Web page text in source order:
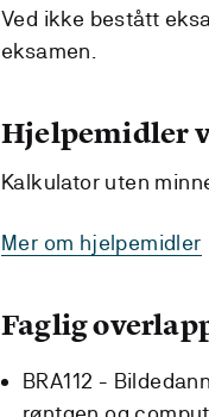
Ved ikke bestått
eksamen.
Hjelpemidler
Kalkulator uten
Mer om hjelpemidler
Faglig
BRA112 -